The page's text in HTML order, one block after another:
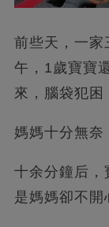
前些天，一家
午，1歲寶寶
來，腦袋犯困
媽媽十分無奈
十余分鐘后，
是媽媽卻不開